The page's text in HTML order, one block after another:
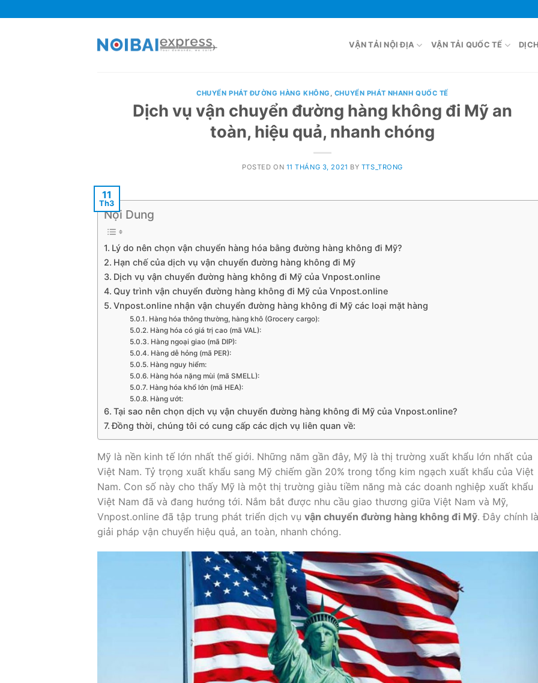
to
VẬN TẢI NỘI ĐỊA VẬN TẢI QUỐC TẾ
CHUYỂN PHÁT ĐƯỜNG HÀNG KHÔNG , CHUYỂN PHÁT NHANH QUỐC TẾ
Dịch vụ vận chuyển đường hàng không đi Mỹ an
toàn, hiệu quả, nhanh chóng
POSTED ON 11 THÁNG 3, 2021 BY TTS_TRONG
11
Th3
Nội Dung
Lý do nên chọn vận chuyển hàng hóa bằng đường hàng không đi Mỹ?
Hạn chế của dịch vụ vận chuyển đường hàng không đi Mỹ
Dịch vụ vận chuyển đường hàng không đi Mỹ của Vnpost.online
Quy trình vận chuyển đường hàng không đi Mỹ của Vnpost.online
Vnpost.online nhận vận chuyển đường hàng không đi Mỹ các loại mặt hàng
Hàng hóa thông thường, hàng khô (Grocery cargo):
Hàng hóa có giá trị cao (mã VAL):
Hàng ngoại giao (mã DIP):
Hàng dễ hỏng (mã PER):
Hàng nguy hiểm:
Hàng hóa nặng mùi (mã SMELL):
Hàng hóa khổ lớn (mã HEA):
Hàng ướt:
Tại sao nên chọn dịch vụ vận chuyển đường hàng không đi Mỹ của Vnpost.online?
Đồng thời, chúng tôi có cung cấp các dịch vụ liên quan về:
Mỹ là nền kinh tế lớn nhất thế giới. Những năm gần đây, Mỹ là thị trường xuất khẩu lớn nhất của
Việt Nam. Tỷ trọng xuất khẩu sang Mỹ chiếm gần 20% trong tổng kim ngạch xuất khẩu của Việt
Nam. Con số này cho thấy Mỹ là một thị trường giàu tiềm năng mà các doanh nghiệp xuất khẩu
Việt Nam đã và đang hướng tới. Nắm bắt được nhu cầu giao thương giữa Việt Nam và Mỹ,
Vnpost.online đã tập trung phát triển dịch vụ vận chuyển đường hàng không đi Mỹ. Đây chính là
giải pháp vận chuyển hiệu quả, an toàn, nhanh chóng.